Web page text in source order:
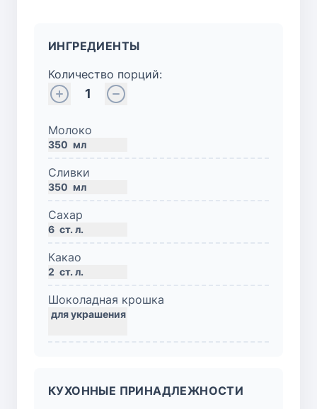
ИНГРЕДИЕНТЫ
Количество порций:
1
Молоко
350 мл
Сливки
350 мл
Сахар
6 ст. л.
Какао
2 ст. л.
Шоколадная крошка
КУХОННЫЕ ПРИНАДЛЕЖНОСТИ